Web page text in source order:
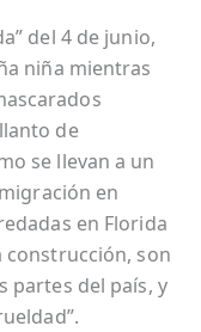
del 4 de junio,
niña mientras
de
se llevan a un
en
en Florida
son
partes del país, y